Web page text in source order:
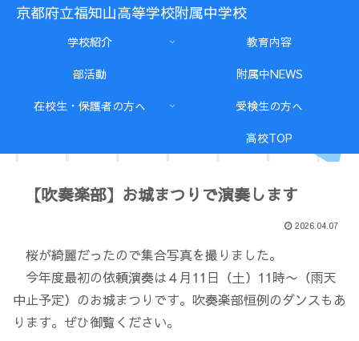
京都府立福知山高等学校附属中学校
学校紹介
教育内容
部活動
附属中NEWS
在校生・保護者の方へ
受検生の方へ
高校TOP
【吹奏楽部】お城まつりで演奏します
2026.04.07
桜が綺麗だったので集合写真を撮りました。
今年度最初の依頼演奏は４月11日（土）11時〜（雨天
中止予定）のお城まつりです。吹奏楽部恒例のダンスもあ
ります。ぜひ御覧ください。